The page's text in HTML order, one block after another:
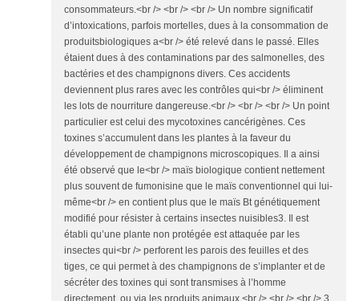
consommateurs.<br /> <br /> <br /> Un nombre significatif
d’intoxications, parfois mortelles, dues à la consommation de
produitsbiologiques a<br /> été relevé dans le passé. Elles
étaient dues à des contaminations par des salmonelles, des
bactéries et des champignons divers. Ces accidents
deviennent plus rares avec les contrôles qui<br /> éliminent
les lots de nourriture dangereuse.<br /> <br /> <br /> Un point
particulier est celui des mycotoxines cancérigènes. Ces
toxines s’accumulent dans les plantes à la faveur du
développement de champignons microscopiques. Il a ainsi
été observé que le<br /> maïs biologique contient nettement
plus souvent de fumonisine que le maïs conventionnel qui lui-
même<br /> en contient plus que le maïs Bt génétiquement
modifié pour résister à certains insectes nuisibles3. Il est
établi qu’une plante non protégée est attaquée par les
insectes qui<br /> perforent les parois des feuilles et des
tiges, ce qui permet à des champignons de s’implanter et de
sécréter des toxines qui sont transmises à l’homme
directement, ou via les produits animaux.<br /> <br /> <br /> 3.